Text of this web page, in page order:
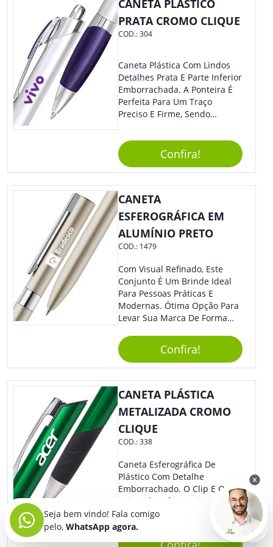
CANETA PLÁSTICO
PRATA CROMO CLIQUE
COD.:304
Caneta Plástica Com Lindos
Detalhes Prata E Parte Inferior
Emborrachada. A Ponteira É
Perfeita Para Um Traço
Preciso E Firme, Sendo
Tradicional Porém Com
Design Minimalista Que Faz
Toda Diferença.
Confira!
CANETA
ESFEROGRÁFICA EM
ALUMÍNIO PRETO
COD.: 1479
Com Visual Refinado, Este
Conjunto É Um Brinde Ideal
Para Pessoas Práticas E
Modernas. Ótima Opção Para
Levar Sua Marca De Forma
Sua Empresa Em Eventos,
Reuniões Corporativas Ou Até
Mesmo Para Presentear
Colaboradores E Parceiros De
Sua Empresa.
Confira!
CANETA PLÁSTICA
METALIZADA CROMO
CLIQUE
COD.:338
Caneta Esferográfica De
Plástico Com Detalhe
Emborrachado. O Clip E O
Acionador Têm Design Super
Moderno, Agregando Ainda
Mais Destaque Para Sua
Seja bem vindo! Fala comigo
pelo, WhatsApp agora.